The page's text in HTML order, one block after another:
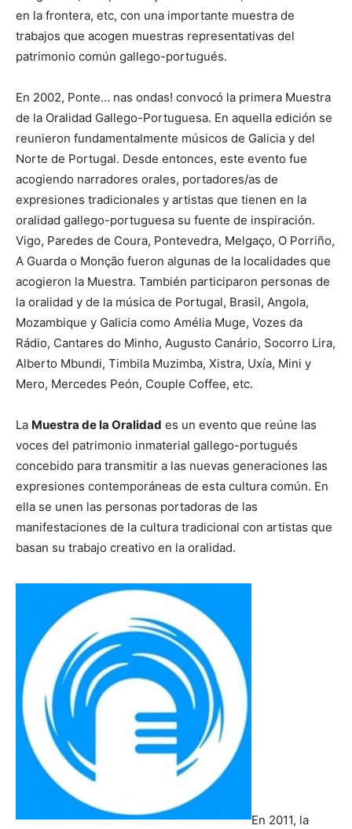
en la frontera, etc, con una importante muestra de
trabajos que acogen muestras representativas del
patrimonio común gallego-portugués.
En 2002, Ponte… nas ondas! convocó la primera Muestra
de la Oralidad Gallego-Portuguesa. En aquella edición se
reunieron fundamentalmente músicos de Galicia y del
Norte de Portugal. Desde entonces, este evento fue
acogiendo narradores orales, portadores/as de
expresiones tradicionales y artistas que tienen en la
oralidad gallego-portuguesa su fuente de inspiración.
Vigo, Paredes de Coura, Pontevedra, Melgaço, O Porriño,
A Guarda o Monção fueron algunas de la localidades que
acogieron la Muestra. También participaron personas de
la oralidad y de la música de Portugal, Brasil, Angola,
Mozambique y Galicia como Amélia Muge, Vozes da
Rádio, Cantares do Minho, Augusto Canário, Socorro Lira,
Alberto Mbundi, Timbila Muzimba, Xistra, Uxía, Mini y
Mero, Mercedes Peón, Couple Coffee, etc.
La Muestra de la Oralidad es un evento que reúne las
voces del patrimonio inmaterial gallego-portugués
concebido para transmitir a las nuevas generaciones las
expresiones contemporáneas de esta cultura común. En
ella se unen las personas portadoras de las
manifestaciones de la cultura tradicional con artistas que
basan su trabajo creativo en la oralidad.
En 2011, la